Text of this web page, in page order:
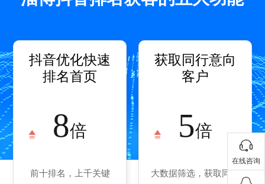
抖音优化快速
排名首页
8倍
前十排名，上千关键
获取同行意向
客户
5倍
大数据筛选，获取同行
在线咨询